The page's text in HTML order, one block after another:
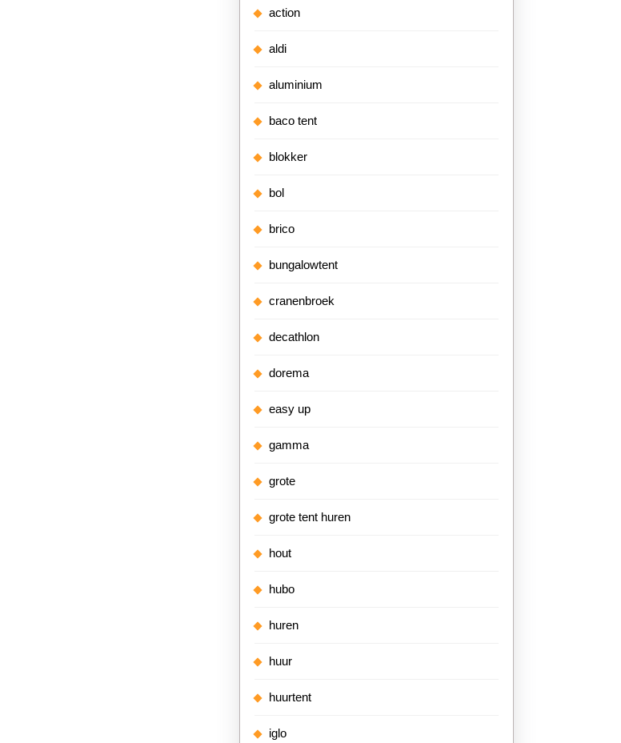
action
aldi
aluminium
baco tent
blokker
bol
brico
bungalowtent
cranenbroek
decathlon
dorema
easy up
gamma
grote
grote tent huren
hout
hubo
huren
huur
huurtent
iglo